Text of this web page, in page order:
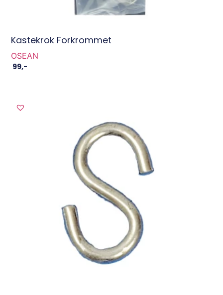
Kastekrok Forkrommet
OSEAN
99,-